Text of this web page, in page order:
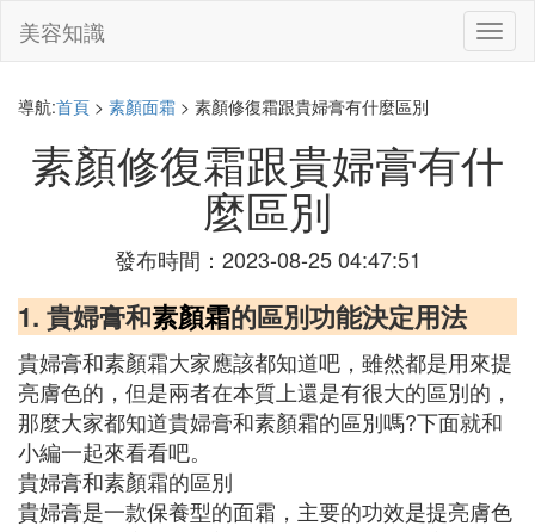
切
換
美容知識
導航:首頁 > 素顏面霜 > 素顏修復霜跟貴婦膏有什麼區別
素顏修復霜跟貴婦膏有什
麼區別
發布時間：2023-08-25 04:47:51
1. 貴婦膏和素顏霜的區別功能決定用法
貴婦膏和素顏霜大家應該都知道吧，雖然都是用來提
亮膚色的，但是兩者在本質上還是有很大的區別的，
那麼大家都知道貴婦膏和素顏霜的區別嗎?下面就和
小編一起來看看吧。
貴婦膏和素顏霜的區別
貴婦膏是一款保養型的面霜，主要的功效是提亮膚色